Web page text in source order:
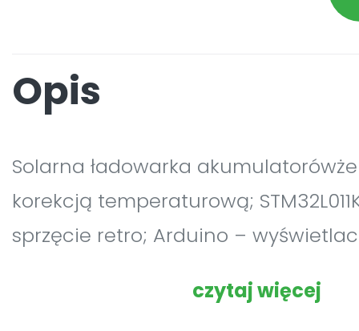
Opis
Solarna ładowarka
korekcją temperaturową;
sprzęcie retro; Arduino –
zasilaczy forward i flyback.
czytaj więcej